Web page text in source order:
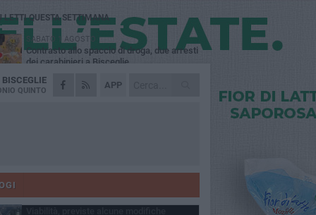
APP
BISCEGLIE
QUINTO
LETTI QUESTA SETTIMANA
SABATO 1 AGOSTO
Contrasto allo spaccio di droga, due arresti
dei carabinieri a Bisceglie
VENERDÌ 31 LUGLIO
Torna l'appuntamento con la Pastasciutta
Dramma alla spiaggia Bi-Marmi: un
VENERDÌ 31 LUGLIO